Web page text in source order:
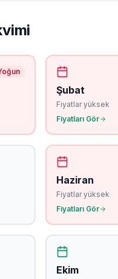
Şubat
Fiyatlar yüksek
Fiyatları Gör
Haziran
Fiyatlar yüksek
Fiyatları Gör
Ekim